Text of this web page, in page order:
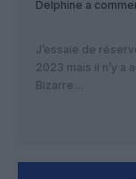
Delphine a
J’essaie de
2023 mais il n’y a
Bizarre…